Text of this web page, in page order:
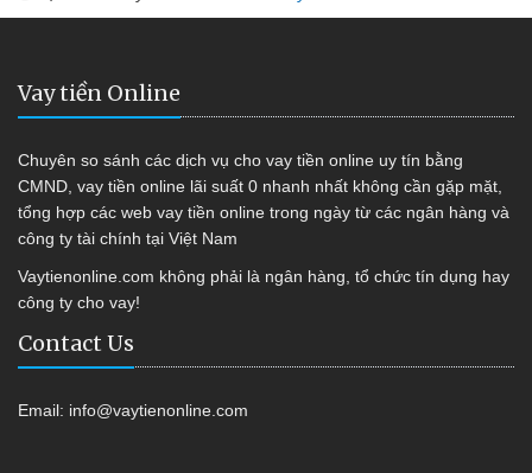
Vay tiền Online
Chuyên so sánh các dịch vụ cho vay tiền online uy tín bằng
CMND, vay tiền online lãi suất 0 nhanh nhất không cần gặp mặt,
tổng hợp các web vay tiền online trong ngày từ các ngân hàng và
công ty tài chính tại Việt Nam
Vaytienonline.com không phải là ngân hàng, tổ chức tín dụng hay
công ty cho vay!
Contact Us
Email: info@vaytienonline.com